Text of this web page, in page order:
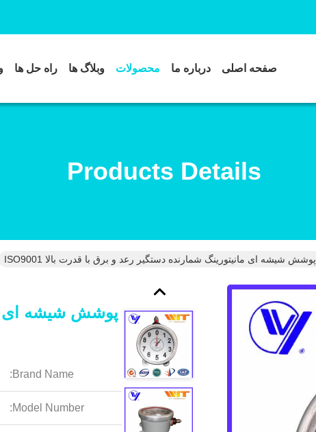
صفحه اصلی درباره ما محصولات وبلاگ ها راه حل ها
Products Details
پوشش شیشه ای مانیتورینگ شمارنده دستگیر رعد و برق با قدرت بالا ISO9001
پوشش شیشه ای
Brand Name:
Model Number: